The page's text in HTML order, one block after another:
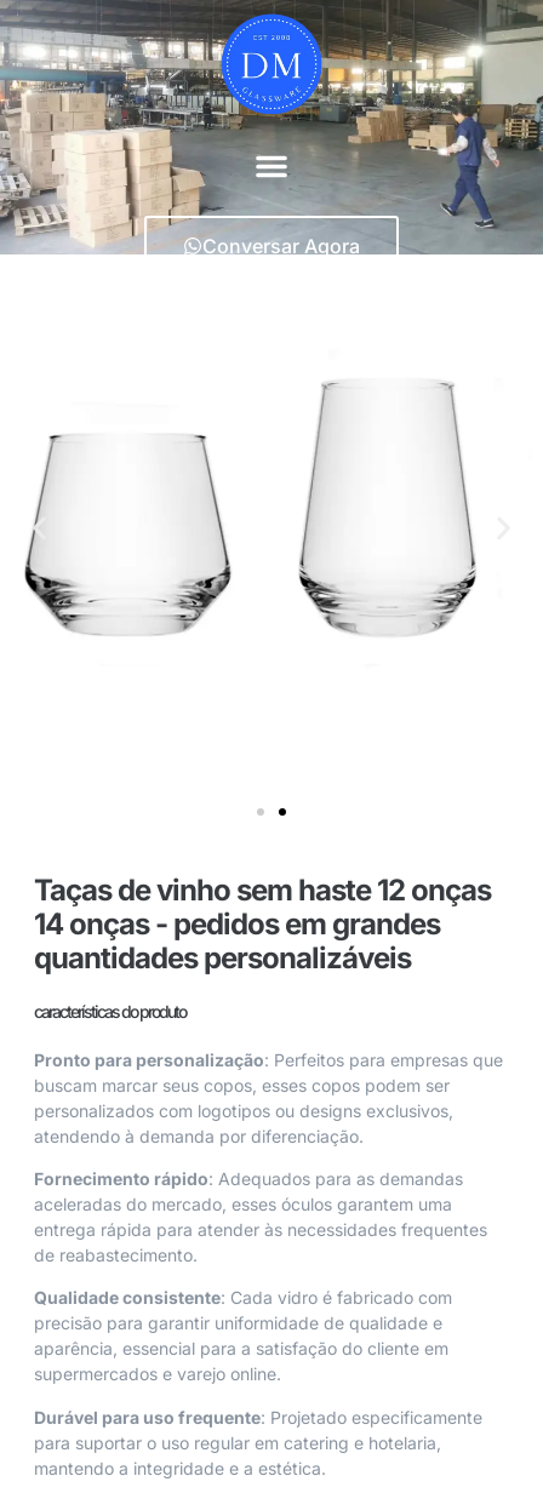
Conversar Agora
Taças de vinho sem haste 12 onças
14 onças - pedidos em grandes
quantidades personalizáveis
características do produto
Pronto para personalização: Perfeitos para empresas que
buscam marcar seus copos, esses copos podem ser
personalizados com logotipos ou designs exclusivos,
atendendo à demanda por diferenciação.
Fornecimento rápido: Adequados para as demandas
aceleradas do mercado, esses óculos garantem uma
entrega rápida para atender às necessidades frequentes
de reabastecimento.
Qualidade consistente: Cada vidro é fabricado com
precisão para garantir uniformidade de qualidade e
aparência, essencial para a satisfação do cliente em
supermercados e varejo online.
Durável para uso frequente: Projetado especificamente
para suportar o uso regular em catering e hotelaria,
mantendo a integridade e a estética.